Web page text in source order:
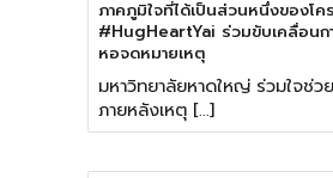
ภาคภูมิใจที่ได้เป็นส่วนหนึ่งของโค
#HugHeartYai ร่วมขับเคลื่อน
หอจดหมายเหตุ
มหาวิทยาลัยหาดใหญ่ ร่วมใจช่
ภายหลังเหตุ […]